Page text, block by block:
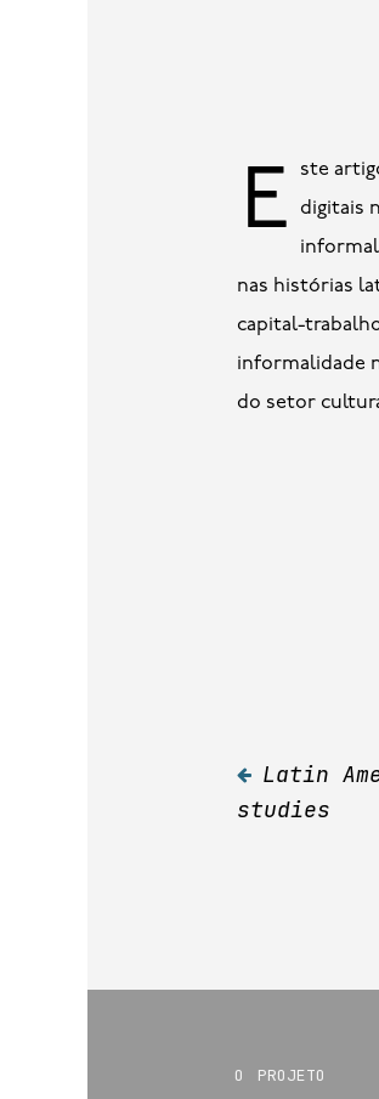
Este artigo argumenta que os desenvolvimentos e as lutas do trabalho digital constituem laboratórios das economias
digitais
nas histórias
capital-
informalidade
do setor
Latin
studies
o projeto